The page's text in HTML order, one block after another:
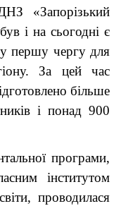
«Запорізький
і на сьогодні є
у першу чергу для
За цей час
більше
і понад 900
програми,
інститутом
проводилася